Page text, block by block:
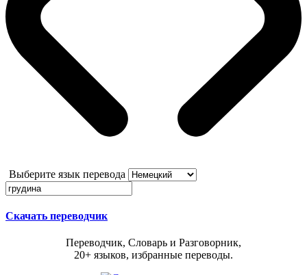
Выберите язык перевода
Скачать переводчик
Переводчик, Словарь и Разговорник,
20+ языков, избранные переводы.